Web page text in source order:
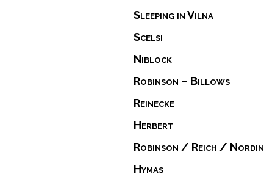
Hymas
Robinson / Reich / Nordin
Herbert
Reinecke
Robinson – Billows
Niblock
Scelsi
Sleeping in Vilna